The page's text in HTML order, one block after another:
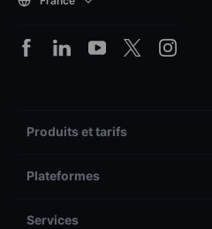
Produits et tarifs
Plateformes
Services